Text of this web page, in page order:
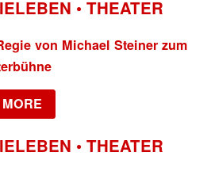
• THEATER
von Michael Steiner zum
MORE
• THEATER